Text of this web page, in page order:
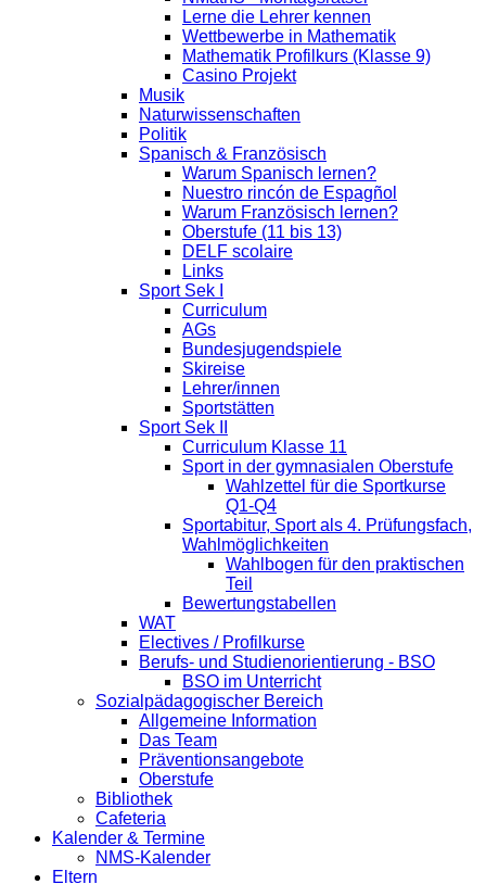
Lerne die Lehrer kennen
Wettbewerbe in Mathematik
Mathematik Profilkurs (Klasse 9)
Casino Projekt
Musik
Naturwissenschaften
Politik
Spanisch & Französisch
Warum Spanisch lernen?
Nuestro rincón de Espagñol
Warum Französisch lernen?
Oberstufe (11 bis 13)
DELF scolaire
Links
Sport Sek I
Curriculum
AGs
Bundesjugendspiele
Skireise
Lehrer/innen
Sportstätten
Sport Sek II
Curriculum Klasse 11
Sport in der gymnasialen Oberstufe
Wahlzettel für die Sportkurse
Q1-Q4
Sportabitur, Sport als 4. Prüfungsfach,
Wahlmöglichkeiten
Wahlbogen für den praktischen
Teil
Bewertungstabellen
WAT
Electives / Profilkurse
Berufs- und Studienorientierung - BSO
BSO im Unterricht
Sozialpädagogischer Bereich
Allgemeine Information
Das Team
Präventionsangebote
Oberstufe
Bibliothek
Cafeteria
Kalender & Termine
NMS-Kalender
Eltern